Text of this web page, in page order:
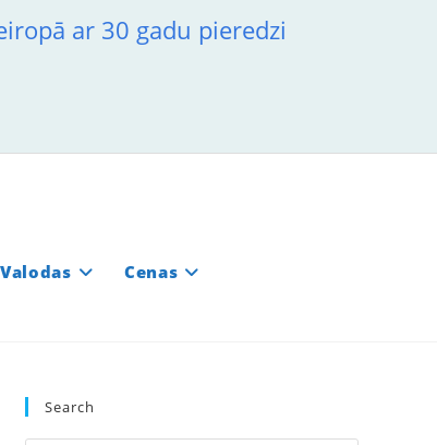
ar 30 gadu pieredzi
Valodas
Cenas
Search